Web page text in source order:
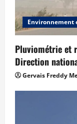
Environnement
Pluviométrie et
Direction
Gervais Freddy